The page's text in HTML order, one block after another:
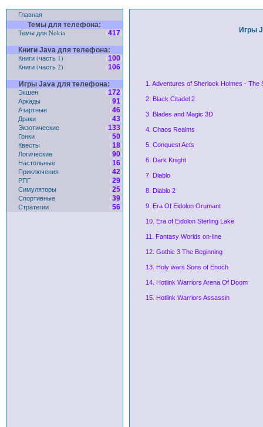
Главная
Темы для телефона:
Темы для Nokia (417)
Книги Java для телефона:
Книги (часть 1) (100)
Книги (часть 2)
(106)
Игры Java для телефона:
Экшен (172)
Аркады
(91)
Азартные
(46)
Драки
(43)
Экзотические
(133)
Гонки
(50)
Квесты
(18)
Логические
(90)
Настольные
(16)
Приключения
(42)
РПГ
(29)
Симуляторы
(25)
Спортивные
(39)
Стратегии
(56)
Игры
1. Adventures of Sherlock Holmes - The
2. Black Citadel 2
3. Blades and Magic 3D
4. Chaos Realms
5. Conquest Acts
6. Dark Knight
7. Diablo
8. Diablo 2
9. Era Of Eidolon Orumant
10. Era of Eidolon Sterling Lake
11. Fantasy Worlds on-line
12. Gothic 3 The Beginning
13. Holy wars Sons of Enoch
14. Hotlink Warriors Arena Of Doom
15. Hotlink Warriors Assassin